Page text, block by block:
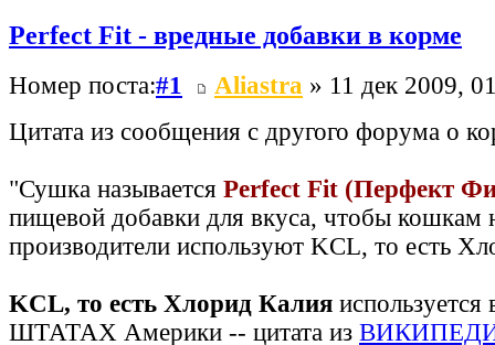
Perfect Fit - вредные добавки в корме
Номер поста:#1 Aliastra » 11 дек 2009,
Цитата из сообщения с другого форума о
"Сушка называется Perfect Fit (Перфект
пищевой добавки для вкуса, чтобы кошкам
производители используют KCL, то есть
KCL, то есть Хлорид Калия
ШТАТАХ Америки -- цитата из